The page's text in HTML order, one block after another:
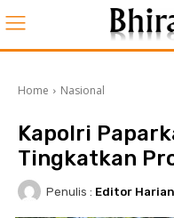
Home Nasional
Kapolri
Tingkatkan
Penulis : Editor